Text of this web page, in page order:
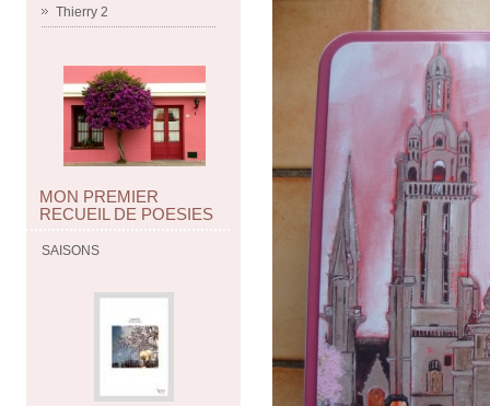
Thierry 2
MON PREMIER
RECUEIL DE POESIES
SAISONS